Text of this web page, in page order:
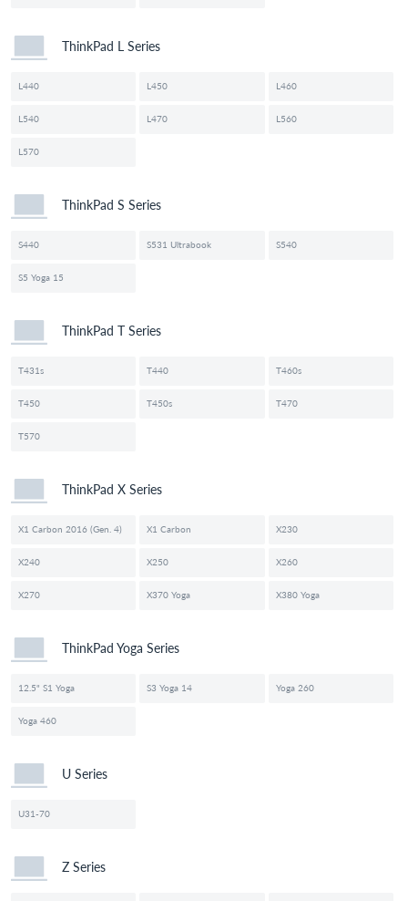
ThinkPad L Series
L440 L450 L460
L540 L470 L560
L570
ThinkPad S Series
S440 S531 Ultrabook S540
S5 Yoga 15
ThinkPad T Series
T431s T440 T460s
T450 T450s T470
T570
ThinkPad X Series
X1 Carbon 2016 (Gen. 4) X1 Carbon X230
X240 X250 X260
X270 X370 Yoga X380 Yoga
ThinkPad Yoga Series
12.5" S1 Yoga S3 Yoga 14 Yoga 260
Yoga 460
U Series
U31-70
Z Series